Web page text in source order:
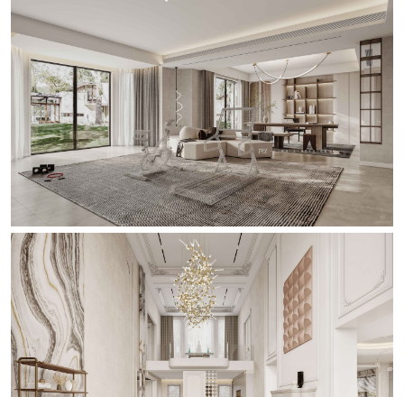
法式
欧式 美式
混搭 轻奢 新古典 摩登时代
至慧东方 幻想之家 简约之家 奢享人生
自由北美 翩翩英伦 浪漫满屋 日式
其他装修风格
设计师
设计师事务所 设计总监 高级主创设计师
高级软装设计师 软装设计师
热装楼盘
天河区 白云区 花都区 海珠区